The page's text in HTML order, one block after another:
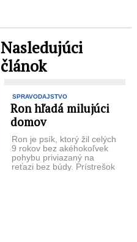
Nasledujúci
článok
SPRAVODAJSTVO
Ron hľadá milujúci
domov
Ron je psík, ktorý žil celých
9 rokov bez akéhokoľvek
pohybu priviazaný na
reťazi bez búdy. Prístrešok